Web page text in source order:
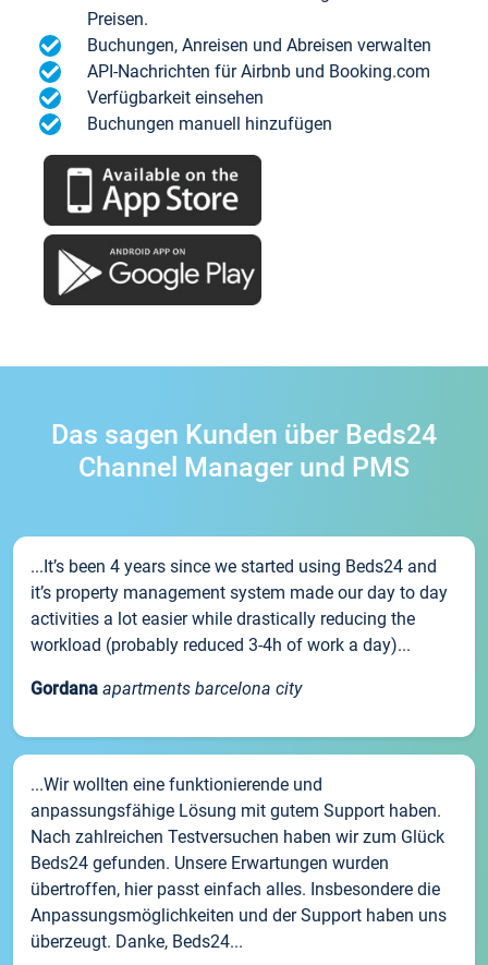
Preisen.
Buchungen, Anreisen und Abreisen verwalten
API-Nachrichten für Airbnb und Booking.com
Verfügbarkeit einsehen
Buchungen manuell hinzufügen
Das sagen Kunden über Beds24
Channel Manager und PMS
...It’s been 4 years since we started using Beds24 and
it’s property management system made our day to day
activities a lot easier while drastically reducing the
workload (probably reduced 3-4h of work a day)...
Gordana apartments barcelona city
...Wir wollten eine funktionierende und
anpassungsfähige Lösung mit gutem Support haben.
Nach zahlreichen Testversuchen haben wir zum Glück
Beds24 gefunden. Unsere Erwartungen wurden
übertroffen, hier passt einfach alles. Insbesondere die
Anpassungsmöglichkeiten und der Support haben uns
überzeugt. Danke, Beds24...